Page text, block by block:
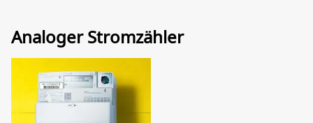
Analoger Stromzähler